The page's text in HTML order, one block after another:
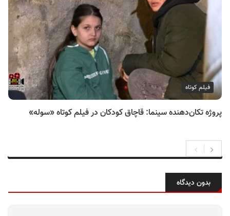
فیلم کوتاه
پروژه تکان‌دهنده سینما: قاچاق کودکان در فیلم کوتاه «سوله»
بدون دیدگاه